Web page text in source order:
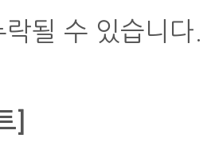
될 수 있습니다.
]